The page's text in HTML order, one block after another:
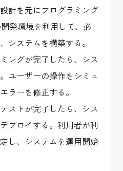
計を元にプログラミング
発環境を利用して、必
システムを構築する。
ングが完了したら、シス
ユーザーの操作をシミュ
ラーを修正する。
ストが完了したら、シス
プロイする。利用者が利
し、システムを運用開始